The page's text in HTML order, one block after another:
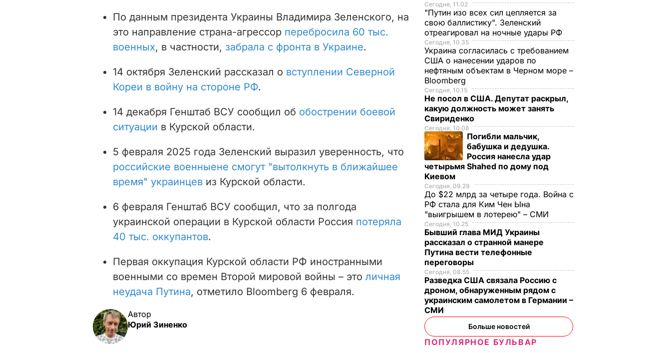
По данным президента Украины Владимира Зеленского, на
это направление страна-агрессор перебросила 60 тыс.
военных, в частности, забрала с фронта в Украине.
14 октября Зеленский рассказал о вступлении Северной
Кореи в войну на стороне РФ.
14 декабря Генштаб ВСУ сообщил об обострении боевой
ситуации в Курской области.
5 февраля 2025 года Зеленский выразил уверенность, что
российские военныене смогут "вытолкнуть в ближайшее
время" украинцев из Курской области.
6 февраля Генштаб ВСУ сообщил, что за полгода
украинской операции в Курской области Россия потеряла
40 тыс. оккупантов.
Первая оккупация Курской области РФ иностранными
военными со времен Второй мировой войны – это личная
неудача Путина, отметило Bloomberg 6 февраля.
Автор
Юрий Зиненко
Сегодня, 11.02
"Путин изо всех сил цепляется за
свою баллистику". Зеленский
отреагировал на ночные удары РФ
Сегодня, 10.35
Украина согласилась с требованием
США о нанесении ударов по
нефтяным объектам в Черном море –
Bloomberg
Сегодня, 10.15
Не посол в США. Депутат раскрыл,
какую должность может занять
Свириденко
Сегодня, 10.08
Погибли мальчик,
бабушка и дедушка.
Россия нанесла удар
четырьмя Shahed по дому под
Киевом
Сегодня, 09.29
До $22 млрд за четыре года. Война с
РФ стала для Ким Чен Ына
"выигрышем в лотерею" – СМИ
Сегодня, 10.25
Бывший глава МИД Украины
рассказал о странной манере
Путина вести телефонные
переговоры
Сегодня, 08.55
Разведка США связала Россию с
дроном, обнаруженным рядом с
украинским самолетом в Германии –
СМИ
Больше новостей
ПОПУЛЯРНОЕ БУЛЬВАР